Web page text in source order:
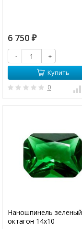
6 750 ₽
-
+
Купить
0
Наношпинель зеленый
октагон 14х10